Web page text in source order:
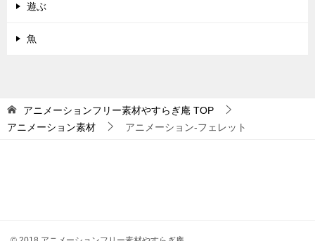
遊ぶ
魚
アニメーションフリー素材やすらぎ庵 TOP
アニメーション素材
アニメーション-フェレット